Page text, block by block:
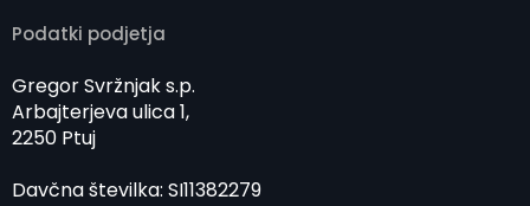
Podatki podjetja
Gregor Svržnjak s.p.
Arbajterjeva ulica 1,
2250 Ptuj
Davčna številka: SI11382279